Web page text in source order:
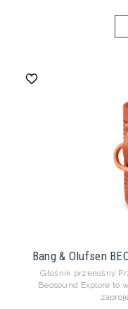
Bang & Olufsen
Głośnik przenośny
Beosound Explore to